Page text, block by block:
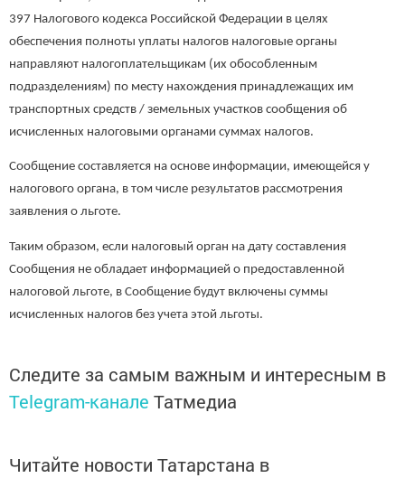
397 Налогового кодекса Российской Федерации в целях
обеспечения полноты уплаты налогов налоговые органы
направляют налогоплательщикам (их обособленным
подразделениям) по месту нахождения принадлежащих им
транспортных средств / земельных участков сообщения об
исчисленных налоговыми органами суммах налогов.
Сообщение составляется на основе информации, имеющейся у
налогового органа, в том числе результатов рассмотрения
заявления о льготе.
Таким образом, если налоговый орган на дату составления
Сообщения не обладает информацией о предоставленной
налоговой льготе, в Сообщение будут включены суммы
исчисленных налогов без учета этой льготы.
Следите за самым важным и интересным в
Telegram-канале Татмедиа
Читайте новости Татарстана в